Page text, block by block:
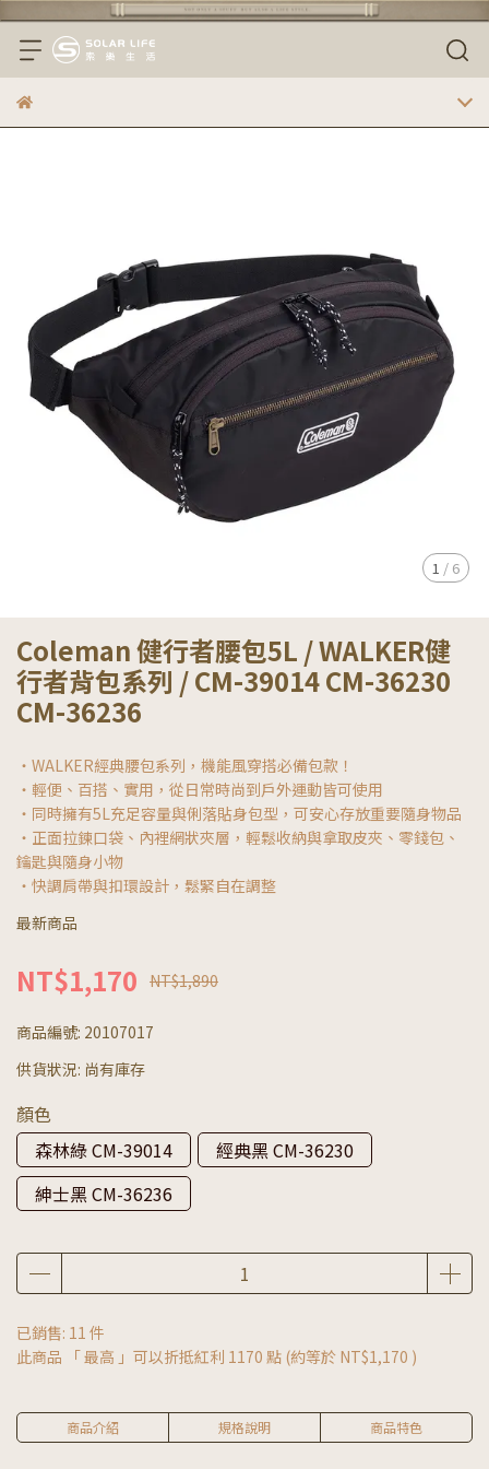
1 / 6
Coleman 健行者腰包5L / WALKER健
行者背包系列 / CM-39014 CM-36230
CM-36236
・WALKER經典腰包系列，機能風穿搭必備包款！
・輕便、百搭、實用，從日常時尚到戶外運動皆可使用
・同時擁有5L充足容量與俐落貼身包型，可安心存放重要隨身物品
・正面拉鍊口袋、內裡網狀夾層，輕鬆收納與拿取皮夾、零錢包、
鑰匙與隨身小物
・快調肩帶與扣環設計，鬆緊自在調整
最新商品
NT$1,170 NT$1,890
商品編號: 20107017
供貨狀況: 尚有庫存
顏色
森林綠 CM-39014
經典黑 CM-36230
紳士黑 CM-36236
已銷售: 11 件
此商品 「 最高 」可以折抵紅利 1170 點 (約等於 NT$1,170 )
商品介紹 規格說明 商品特色